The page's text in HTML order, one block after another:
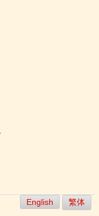
English 繁体